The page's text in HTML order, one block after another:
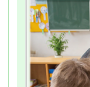
Empfehlungen
Wichtig ist dabei
Kinder. Denn
Ebenso
Vertrauen
anzubieten und
Kinder lernen,